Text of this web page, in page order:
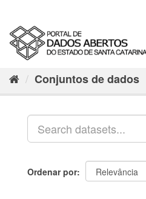
Conjuntos de dados
Ordenar por